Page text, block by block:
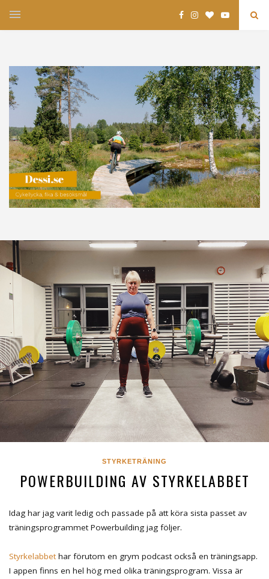
STYRKETRÄNING
POWERBUILDING AV STYRKELABBET
Idag har jag varit ledig och passade på att köra sista passet av
träningsprogrammet Powerbuilding jag följer.
Styrkelabbethar förutom en grym podcast också en träningsapp.
I appen finns en hel hög med olika träningsprogram. Vissa är